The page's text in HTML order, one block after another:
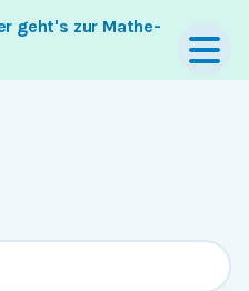
geht's zur Mathe-